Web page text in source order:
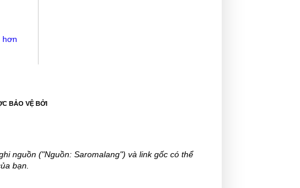
hơn
BẢO VỆ BỞI
nguồn ("Nguồn: Saromalang") và link gốc có thể
bạn.